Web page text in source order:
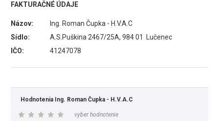
FAKTURAČNÉ ÚDAJE
Názov:
Ing. Roman Čupka - H.V.A.C
Sídlo:
A.S.Puškina 2467/25A, 984 01 Lučenec
IČO:
41247078
Hodnotenia Ing. Roman Čupka - H.V.A.C
vyber hodnotenie